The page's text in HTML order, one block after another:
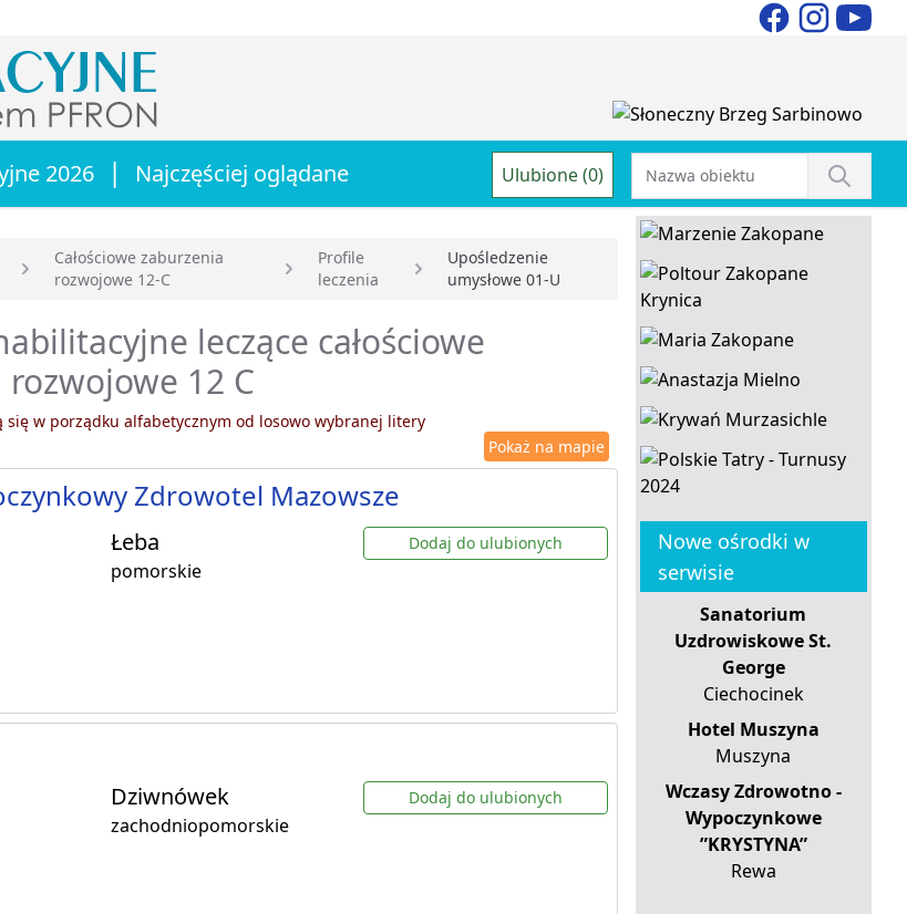
2026 | Najczęściej oglądane Ulubione (0)
Całościowe zaburzenia
rozwojowe 12-C
Profile
leczenia
Upośledzenie
umysłowe 01-U
leczące całościowe
12 C
się w porządku alfabetycznym od losowo wybranej litery
Pokaż na mapie
Zdrowotel Mazowsze
Łeba
pomorskie
Dodaj do ulubionych
Dziwnówek
zachodniopomorskie
Dodaj do ulubionych
Nowe ośrodki w
serwisie
Sanatorium
Uzdrowiskowe St.
George
Ciechocinek
Hotel Muszyna
Muszyna
Wczasy Zdrowotno -
Wypoczynkowe
”KRYSTYNA”
Rewa